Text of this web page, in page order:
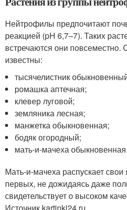
Нейтрофилы предпочитают
реакцией (pH 6,7–7). Таких
встречаются они повсеместно.
известны:
тысячелистник
ромашка аптечная;
клевер луговой;
земляника лесная;
манжетка обыкновенная;
бодяк огородный;
мать-и-мачеха обыкновенная.
Мать-и-мачеха распускает свои
первых, не дожидаясь даже
свидетельствует о высоком